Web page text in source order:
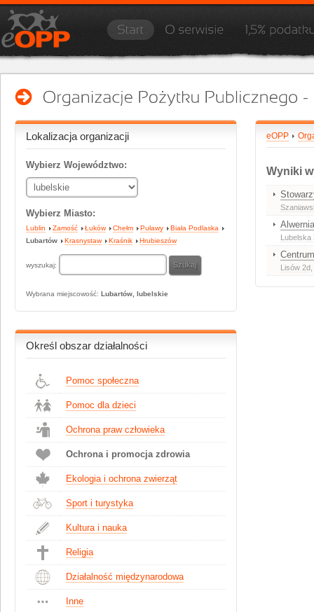
Lokalizacja organizacji
Wybierz Województwo:
Wybierz Miasto:
Lublin Zamość Łuków Chełm Puławy
Biała Podlaska
Lubartów
Krasnystaw Kraśnik Hrubieszów
wyszukaj:
Wybrana miejscowość: Lubartów, lubelskie
Określ obszar działalności
Pomoc społeczna
Pomoc dla dzieci
Ochrona praw człowieka
Ochrona i promocja zdrowia
Ekologia i ochrona zwierząt
Sport i turystyka
Kultura i nauka
Religia
Działalność międzynarodowa
Inne
eOPP
Wyniki
Lubelska
Lisów 2d